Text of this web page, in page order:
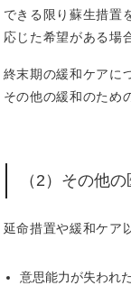
できる限り蘇生措置
応じた希望がある場
終末期の緩和ケアに
その他の緩和のため
（2）その他
延命措置や緩和ケア
意思能力が失われ